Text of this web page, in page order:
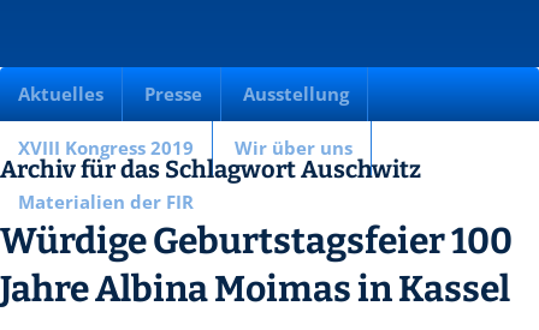
Aktuelles Presse Ausstellung
XVIII Kongress 2019 Wir über uns
Materialien der FIR
Archiv für das Schlagwort Auschwitz
Würdige Geburtstagsfeier 100
Jahre Albina Moimas in Kassel